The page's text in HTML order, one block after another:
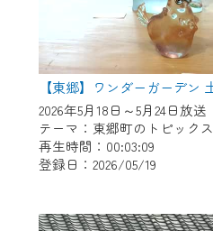
2026年5月18日～5月24日放送
テーマ：東郷町のトピックス
再生時間：00:03:09
登録日：2026/05/19